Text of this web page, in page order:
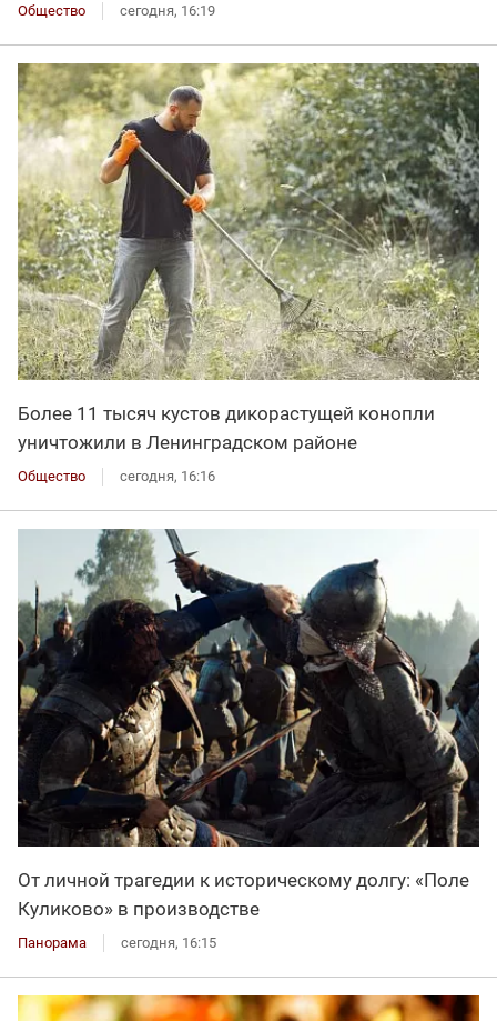
Общество сегодня, 16:19
Более 11 тысяч кустов дикорастущей конопли
уничтожили в Ленинградском районе
Общество сегодня, 16:16
От личной трагедии к историческому долгу: «Поле
Куликово» в производстве
Панорама сегодня, 16:15